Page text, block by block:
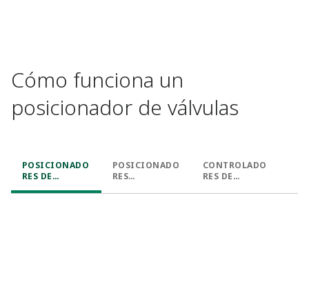
Cómo funciona un
posicionador de válvulas
POSICIONADO
RES DE
POSICIONADO
RES
CONTROLADO
RES DE